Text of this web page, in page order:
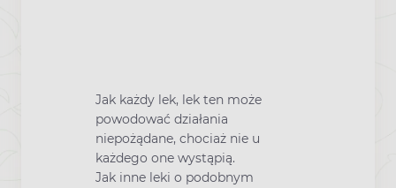
Jak każdy lek, lek ten może
powodować działania
niepożądane, chociaż nie u
każdego one wystąpią.
Jak inne leki o podobnym